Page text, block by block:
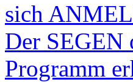
sich
Der SEGEN
Programm